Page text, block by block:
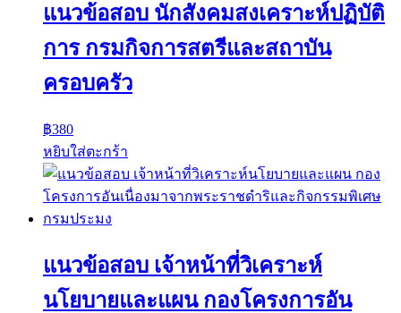
แนวข้อสอบ นักสังคมสงเคราะห์ปฏิบัติ
การ กรมกิจการสตรีและสถาบัน
ครอบครัว
฿380
หยิบใส่ตะกร้า
แนวข้อสอบ เจ้าหน้าที่วิเคราะห์
นโยบายและแผน กองโครงการอัน